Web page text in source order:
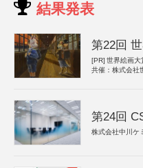
結果発表
第22回
[PR] 世界絵画大
共催：株式会社
第24回
株式会社中川ケ